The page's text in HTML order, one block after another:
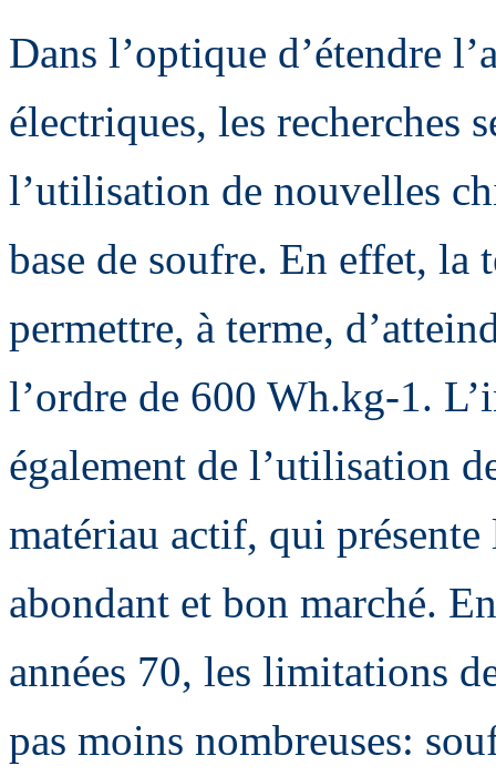
Dans l’optique d’étendre
électriques, les recherches
l’utilisation de nouvelles
base de soufre. En effet,
permettre, à terme,
l’ordre de 600 Wh.kg-1.
également de l’utilisation
matériau actif, qui présente
abondant et bon marché.
années 70, les limitations
pas moins nombreuses: